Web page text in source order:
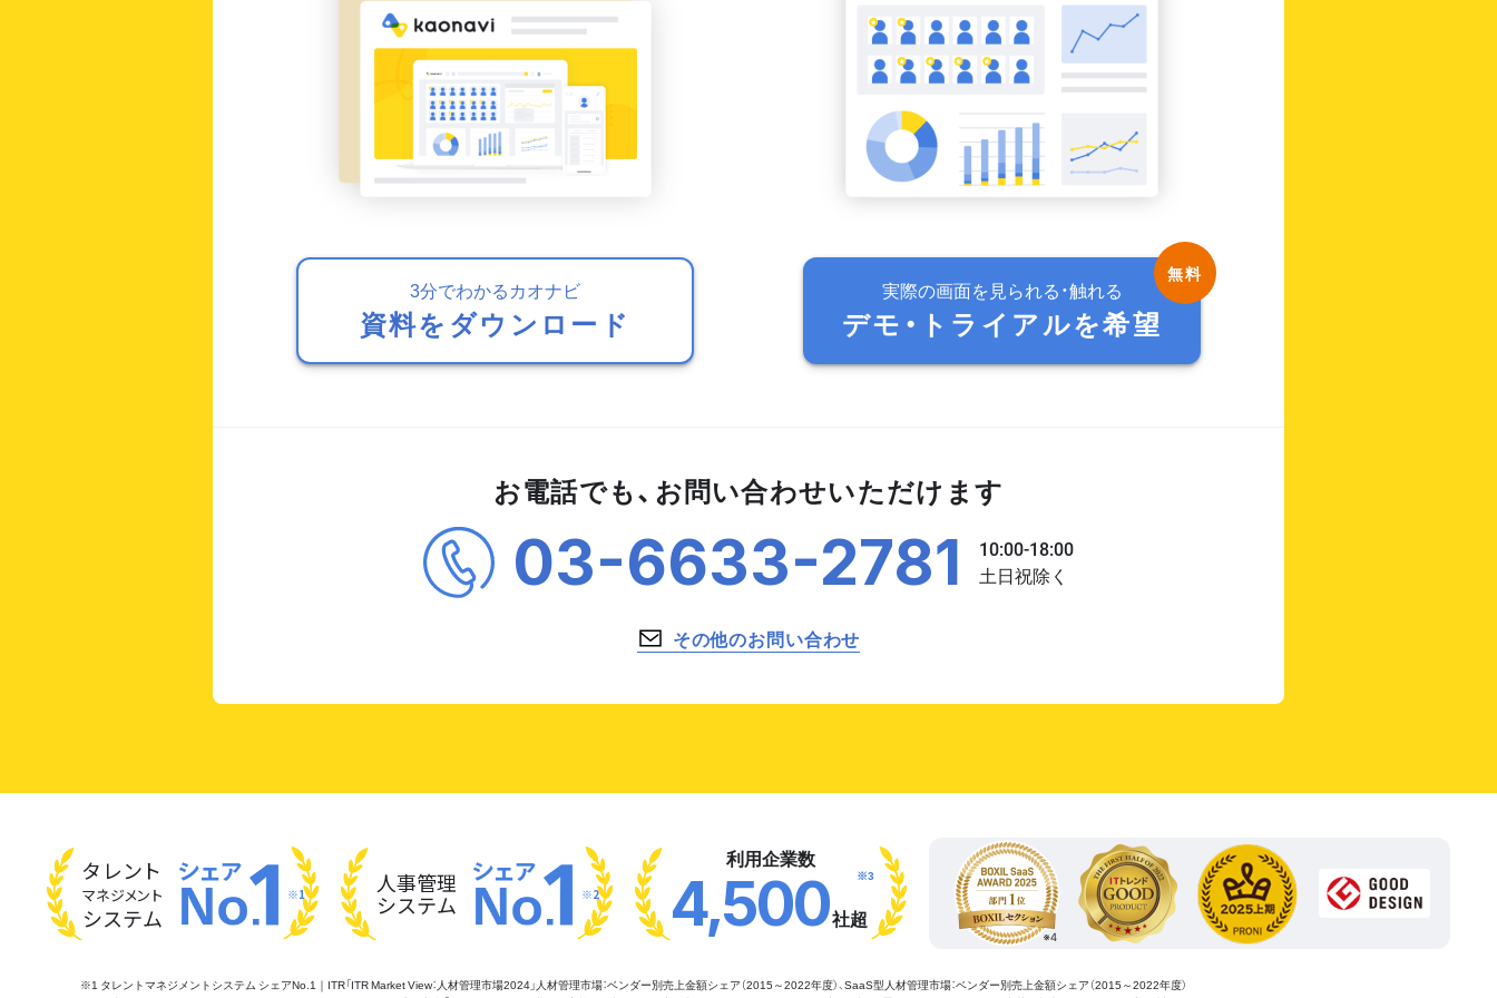
3分でわかるカオナビ
資料をダウンロード
実際の画面を見られる・触れる
デモ・トライアルを希望
お電話でも、お問い合わせいただけます
03-6633-2781
その他のお問い合わせ
タレント
マネジメント
システム
※1 人事管理
システム ※2
利用企業数
4,500社超
※3
※1 タレントマネジメントシステム シェアNo.1｜ITR「ITR Market View：人材管理市場2024」人材管理市場：ベンダー別売上金額シェア（2015～2022年度）、SaaS型人材管理市場：ベンダー別売上金額シェア（2015～2022年度）